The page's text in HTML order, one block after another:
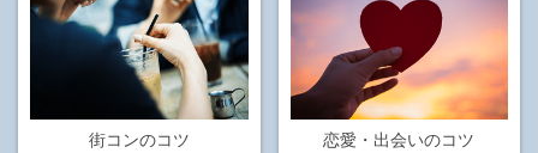
街コンのコツ 恋愛・出会いのコツ